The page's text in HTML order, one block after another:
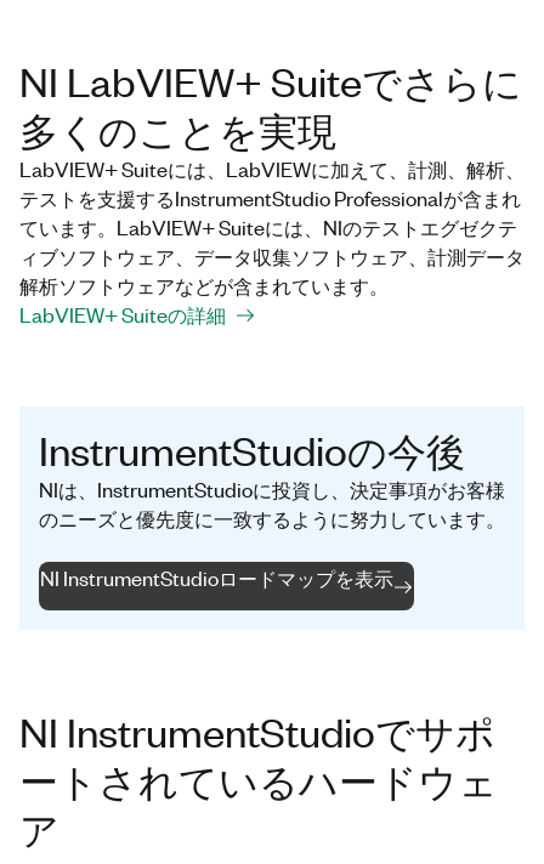
NI LabVIEW+ Suiteでさらに
多くのことを実現
LabVIEW+ Suiteには、LabVIEWに加えて、計測、解析、
テストを支援するInstrumentStudio Professionalが含まれ
ています。LabVIEW+ Suiteには、NIのテストエグゼクテ
ィブソフトウェア、データ収集ソフトウェア、計測データ
解析ソフトウェアなどが含まれています。
LabVIEW+ Suiteの詳細
InstrumentStudioの今後
NIは、InstrumentStudioに投資し、決定事項がお客様
のニーズと優先度に一致するように努力しています。
NI InstrumentStudioロードマップを表示
NI InstrumentStudioでサポ
ートされているハードウェ
ア